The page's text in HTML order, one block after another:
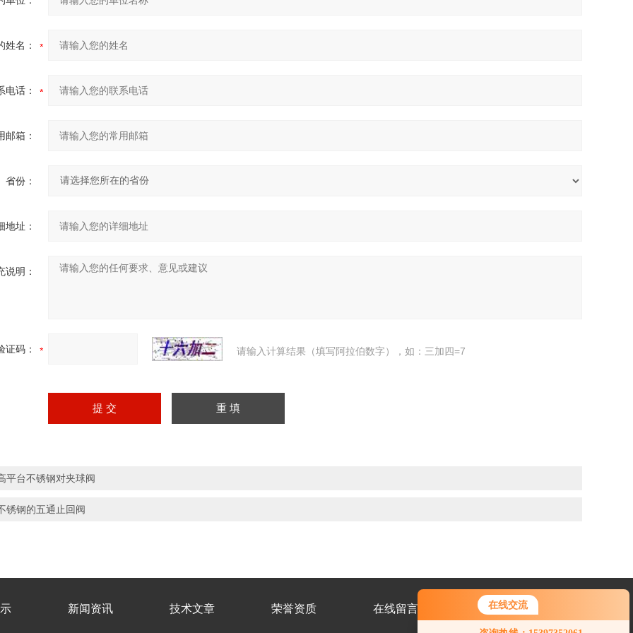
在线交流
姓名：
电话：
邮箱：
省份：
地址：
说明：
证码： 请输入计算结果（填写阿拉伯数字），如：三加四=7
平台不锈钢对夹球阀
锈钢的五通止回阀
新闻资讯 技术文章 荣誉资质 在线留言 联系我们